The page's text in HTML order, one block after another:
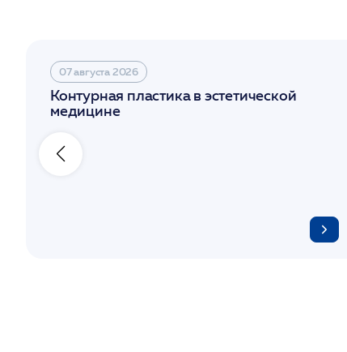
07 августа 2026
Контурная пластика в эстетической
медицине